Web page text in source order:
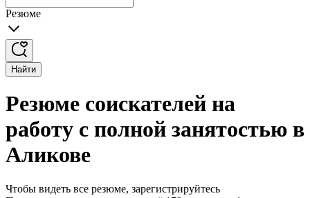
Резюме
Найти
Резюме соискателей на
работу с полной занятостью в
Аликове
Чтобы видеть все резюме, зарегистрируйтесь